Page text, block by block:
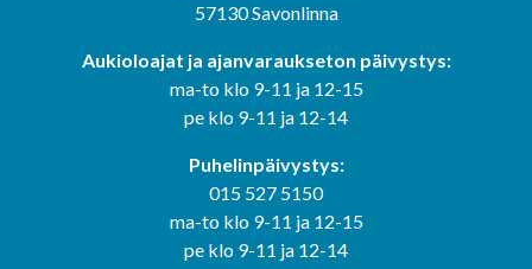
57130 Savonlinna
Aukioloajat ja ajanvaraukseton päivystys:
ma-to klo 9-11 ja 12-15
pe klo 9-11 ja 12-14
Puhelinpäivystys:
015 527 5150
ma-to klo 9-11 ja 12-15
pe klo 9-11 ja 12-14